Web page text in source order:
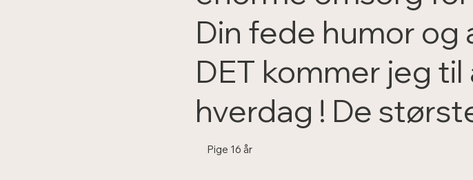
Din fede humor og
DET kommer jeg
hverdag ! De
Pige 16 år